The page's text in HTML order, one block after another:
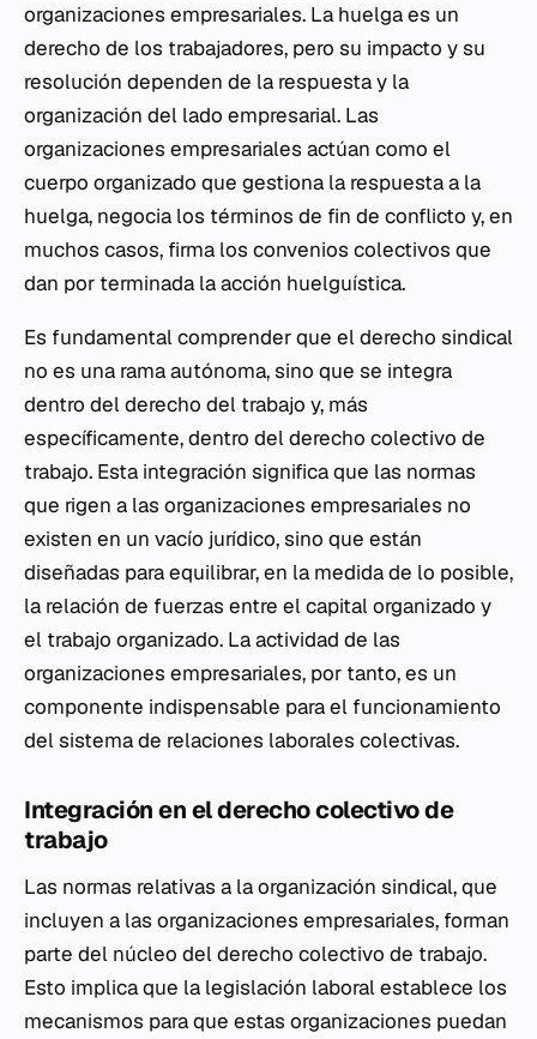
organizaciones empresariales. La huelga es un
derecho de los trabajadores, pero su impacto y su
resolución dependen de la respuesta y la
organización del lado empresarial. Las
organizaciones empresariales actúan como el
cuerpo organizado que gestiona la respuesta a la
huelga, negocia los términos de fin de conflicto y, en
muchos casos, firma los convenios colectivos que
dan por terminada la acción huelguística.
Es fundamental comprender que el derecho sindical
no es una rama autónoma, sino que se integra
dentro del derecho del trabajo y, más
específicamente, dentro del derecho colectivo de
trabajo. Esta integración significa que las normas
que rigen a las organizaciones empresariales no
existen en un vacío jurídico, sino que están
diseñadas para equilibrar, en la medida de lo posible,
la relación de fuerzas entre el capital organizado y
el trabajo organizado. La actividad de las
organizaciones empresariales, por tanto, es un
componente indispensable para el funcionamiento
del sistema de relaciones laborales colectivas.
Integración en el derecho colectivo de
trabajo
Las normas relativas a la organización sindical, que
incluyen a las organizaciones empresariales, forman
parte del núcleo del derecho colectivo de trabajo.
Esto implica que la legislación laboral establece los
mecanismos para que estas organizaciones puedan